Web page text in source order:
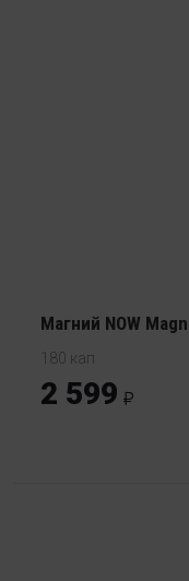
Магний NOW
180 кап
2 599